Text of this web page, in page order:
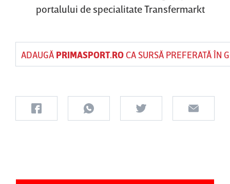
portalului de specialitate Transfermarkt
ADAUGĂ PRIMASPORT.ROCA SURSĂ PREFERATĂ ÎN